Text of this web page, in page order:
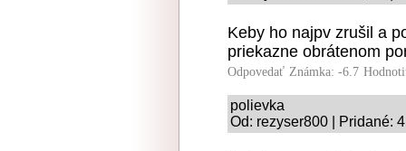
Keby ho najpv zrušil a
priekazne obrátenom
Odpovedať Známka: -6.7
polievka
Od: rezyser800 | Pridané: